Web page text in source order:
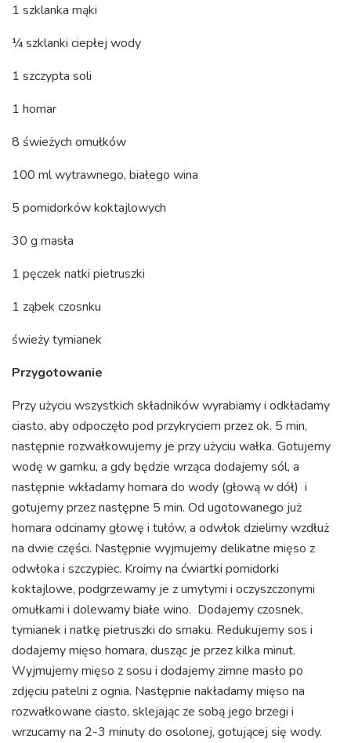
1 szklanka mąki
¼ szklanki ciepłej wody
1 szczypta soli
1 homar
8 świeżych omułków
100 ml wytrawnego, białego wina
5 pomidorków koktajlowych
30 g masła
1 pęczek natki pietruszki
1 ząbek czosnku
świeży tymianek
Przygotowanie
Przy użyciu wszystkich składników wyrabiamy i odkładamy
ciasto, aby odpoczęło pod przykryciem przez ok. 5 min,
następnie rozwałkowujemy je przy użyciu wałka. Gotujemy
wodę w garnku, a gdy będzie wrząca dodajemy sól, a
następnie wkładamy homara do wody (głową w dół) i
gotujemy przez następne 5 min. Od ugotowanego już
homara odcinamy głowę i tułów, a odwłok dzielimy wzdłuż
na dwie części. Następnie wyjmujemy delikatne mięso z
odwłoka i szczypiec. Kroimy na ćwiartki pomidorki
koktajlowe, podgrzewamy je z umytymi i oczyszczonymi
omułkami i dolewamy białe wino. Dodajemy czosnek,
tymianek i natkę pietruszki do smaku. Redukujemy sos i
dodajemy mięso homara, dusząc je przez kilka minut.
Wyjmujemy mięso z sosu i dodajemy zimne masło po
zdjęciu patelni z ognia. Następnie nakładamy mięso na
rozwałkowane ciasto, sklejając ze sobą jego brzegi i
wrzucamy na 2-3 minuty do osolonej, gotującej się wody.